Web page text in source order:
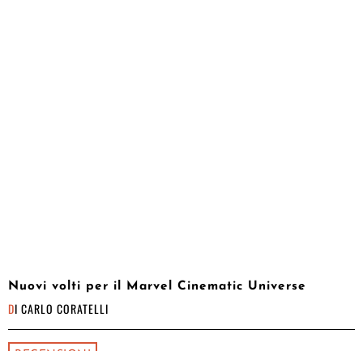
Nuovi volti per il Marvel Cinematic Universe
DI CARLO CORATELLI